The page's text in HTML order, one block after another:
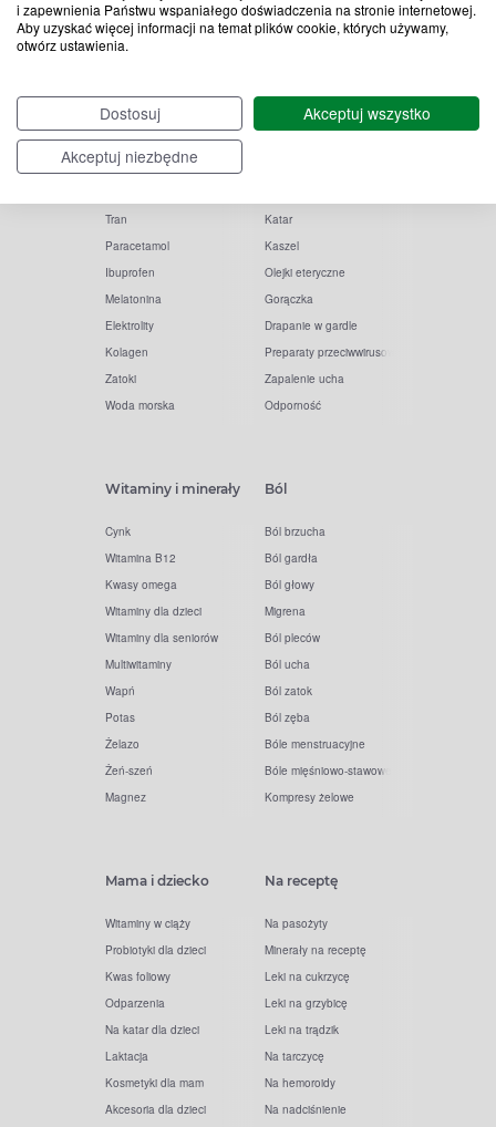
i zapewnienia Państwu wspaniałego doświadczenia na stronie internetowej.
Aby uzyskać więcej informacji na temat plików cookie, których używamy,
otwórz ustawienia.
Dostosuj
Akceptuj wszystko
Akceptuj niezbędne
Popularne zapytania
Witamina D
Witamina C
Tran
Paracetamol
Ibuprofen
Melatonina
Elektrolity
Kolagen
Zatoki
Woda morska
Przeziębienie i grypa
Katar
Kaszel
Olejki eteryczne
Gorączka
Drapanie w gardle
Preparaty przeciwwirusowe
Zapalenie ucha
Odporność
Witaminy i minerały
Cynk
Witamina B12
Kwasy omega
Witaminy dla dzieci
Witaminy dla seniorów
Multiwitaminy
Wapń
Potas
Żelazo
Żeń-szeń
Magnez
Ból
Ból brzucha
Ból gardła
Ból głowy
Migrena
Ból pleców
Ból ucha
Ból zatok
Ból zęba
Bóle menstruacyjne
Bóle mięśniowo-stawowe
Kompresy żelowe
Mama i dziecko
Witaminy w ciąży
Probiotyki dla dzieci
Kwas foliowy
Odparzenia
Na katar dla dzieci
Laktacja
Kosmetyki dla mam
Akcesoria dla dzieci
Na receptę
Na pasożyty
Minerały na receptę
Leki na cukrzycę
Leki na grzybicę
Leki na trądzik
Na tarczycę
Na hemoroidy
Na nadciśnienie